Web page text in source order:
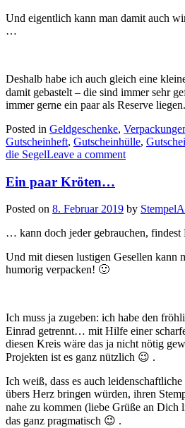
Und eigentlich kann man damit auch
…
Deshalb habe ich auch gleich eine
damit gebastelt – die sind immer sehr
immer gerne ein paar als Reserve liegen.
Posted in Geldgeschenke,
Gutscheinheft, Gutscheinhülle,
die SegelLeave a comment
Ein paar Kröten…
Posted on 8. Februar 2019 by
… kann doch jeder gebrauchen, findest
Und mit diesen lustigen Gesellen kann
humorig verpacken! 🙂
Ich muss ja zugeben: ich habe den
Einrad getrennt… mit Hilfe einer
diesen Kreis wäre das ja nicht nötig
Projekten ist es ganz nützlich 😉 .
Ich weiß, dass es auch
übers Herz bringen würden, ihren
nahe zu kommen (liebe Grüße an
das ganz pragmatisch 😉 .